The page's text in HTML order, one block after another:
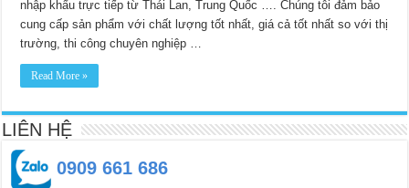
nhập khẩu trực tiếp từ Thái Lan, Trung Quốc …. Chúng tôi đảm bảo
cung cấp sản phẩm với chất lượng tốt nhất, giá cả tốt nhất so với thị
trường, thi công chuyên nghiệp …
Read More »
LIÊN HỆ
0909 661 686